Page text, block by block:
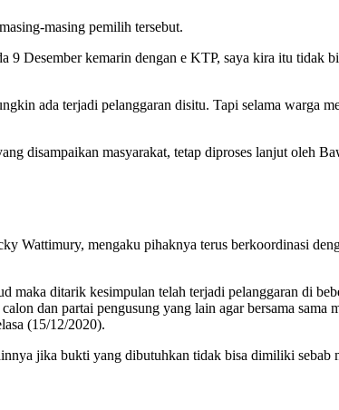
masing pemilih tersebut.
Desember kemarin dengan e KTP, saya kira itu tidak
ada terjadi pelanggaran disitu. Tapi selama warga
disampaikan masyarakat, tetap diproses lanjut oleh
mengaku pihaknya terus berkoordinasi
ditarik kesimpulan telah terjadi pelanggaran di
dan partai pengusung yang lain agar bersama
(15/12/2020).
jika bukti yang dibutuhkan tidak bisa dimiliki sebab